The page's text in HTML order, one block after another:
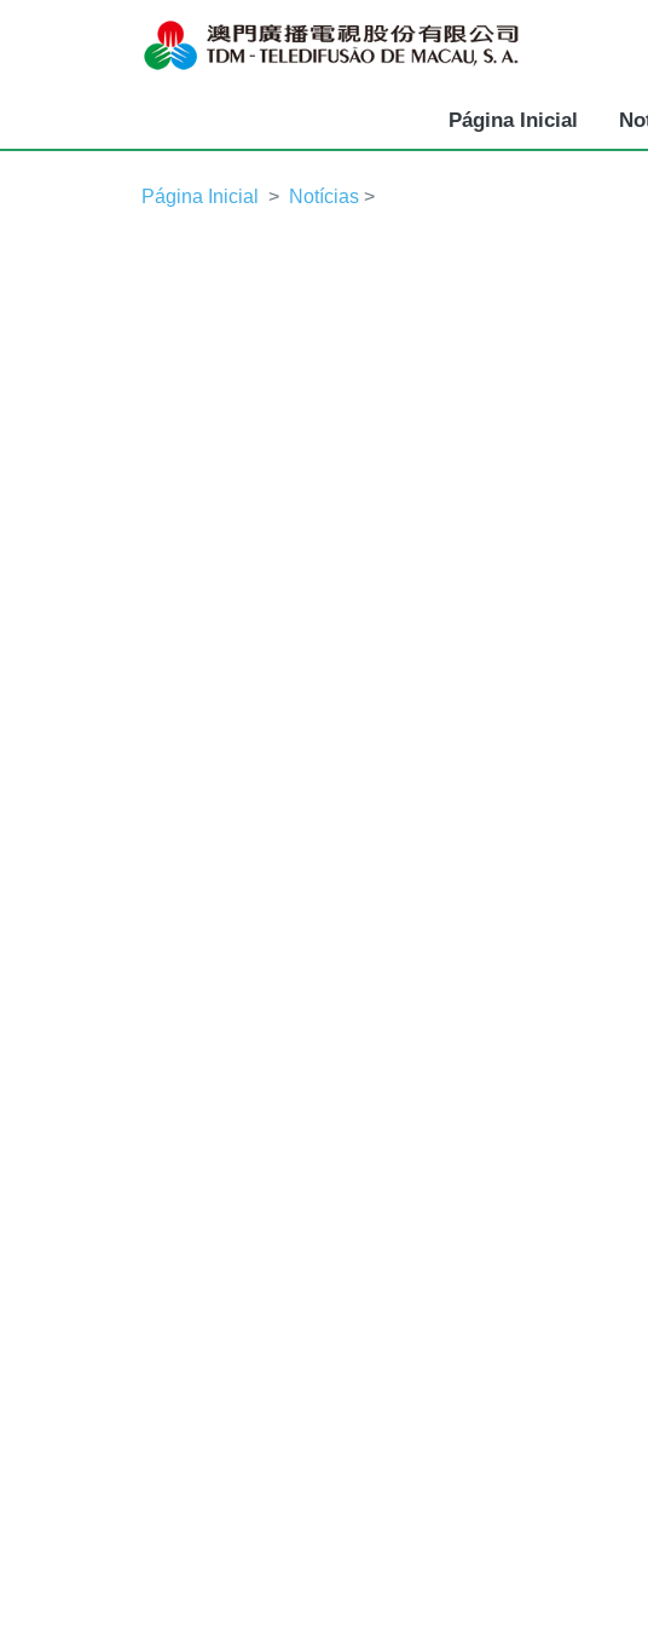
Página Inicial
Página Inicial Notícias >